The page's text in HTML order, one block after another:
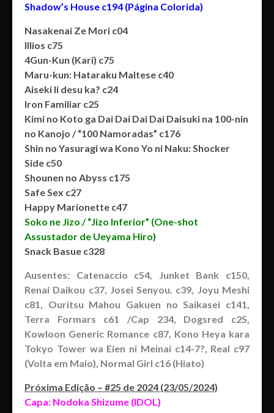
Shadow’s House c194 (Página Colorida)
Nasakenai Ze Mori c04
Illios c75
4Gun-Kun (Kari) c75
Maru-kun: Hataraku Maltese c40
Aiseki Ii desu ka? c24
Iron Familiar c25
Kimi no Koto ga Dai Dai Dai Dai Daisuki na 100-nin
no Kanojo / “100 Namoradas” c176
Shin no Yasuragi wa Kono Yo ni Naku: Shocker
Side c50
Shounen no Abyss c175
Safe Sex c27
Happy Marionette c47
Soko ne Jizo / “Jizo Inferior” (One-shot
Assustador de Ueyama Hiro)
Snack Basue c328
Ausentes: Catenaccio c54, Junket Bank c150,
Renai Daikou c37, Josei Senyou. c39, Joyu Meshi
c81, Ouritsu Mahou Gakuen no Saikasei c141,
Terra Formars c61 /Cap 234, Dogsred c25,
Kowloon Generic Romance c87, Kono Heya kara
Tokyo Tower wa Eien ni Meinai c14-7?, Real c97
(Volta em Maio), Normal Girl c16 (Hiato)
Próxima Edição – #25 de 2024 (23/05/2024)
Capa: Nodoka Shizume (IDOL)